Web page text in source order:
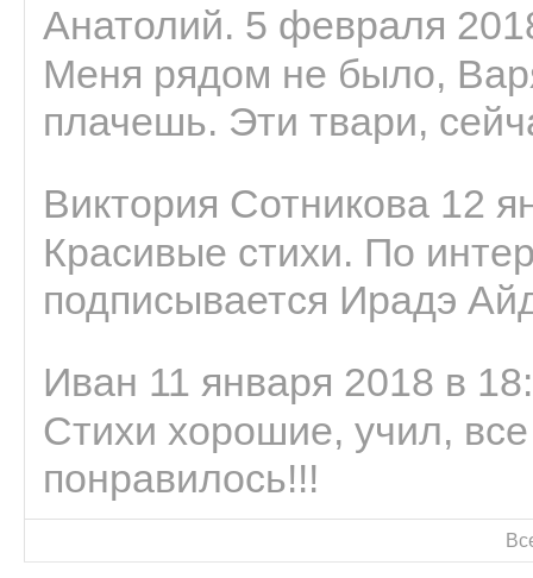
Анатолий. 5 февраля
Меня рядом не было,
плачешь. Эти твари,
Виктория Сотникова 12
Красивые стихи. По
подписывается Ирадэ
Иван 11 января 2018 в
Стихи хорошие, учил,
понравилось!!!